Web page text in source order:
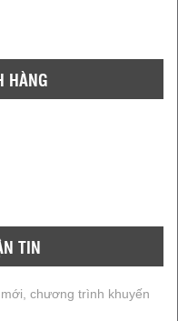
HÀNG
TIN
chương trình khuyến